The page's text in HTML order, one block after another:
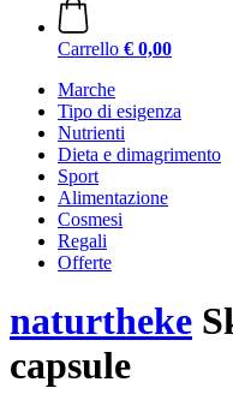
Carrello € 0,00
Marche
Tipo di esigenza
Nutrienti
Dieta e dimagrimento
Sport
Alimentazione
Cosmesi
Regali
Offerte
naturtheke
capsule